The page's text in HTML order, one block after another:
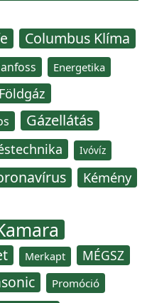
Columbus Klíma
Energetika
Földgáz
Gázellátás
Ivóvíz
Kémény
Merkapt MÉGSZ
Promóció